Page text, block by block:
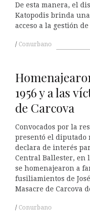
De esta manera, el
Katopodis brinda
acceso a la gestión
Conurbano
1956 y a las
de Carcova
Convocados por la
presentó el diputado
declara de interés
Central Ballester, en
se homenajearon a
fusiliamientos de
Masacre de Carcova
Conurbano